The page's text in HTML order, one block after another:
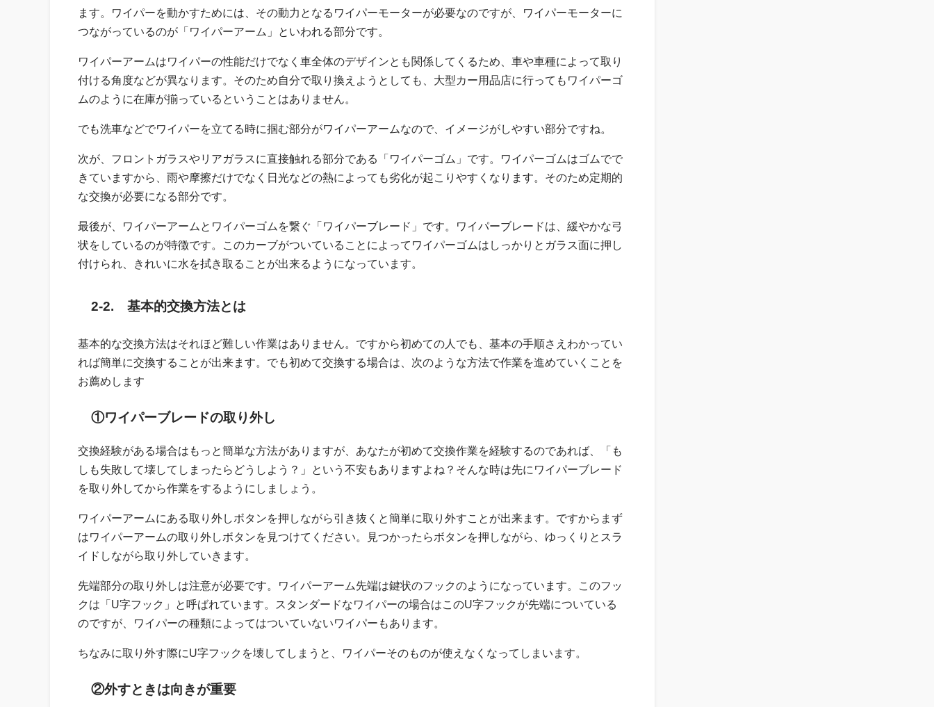
ます。ワイパーを動かすためには、その動力となるワイパーモーターが必要なのですが、ワイパーモーターに
つながっているのが「ワイパーアーム」といわれる部分です。
ワイパーアームはワイパーの性能だけでなく車全体のデザインとも関係してくるため、車や車種によって取り
付ける角度などが異なります。そのため自分で取り換えようとしても、大型カー用品店に行ってもワイパーゴ
ムのように在庫が揃っているということはありません。
でも洗車などでワイパーを立てる時に掴む部分がワイパーアームなので、イメージがしやすい部分ですね。
次が、フロントガラスやリアガラスに直接触れる部分である「ワイパーゴム」です。ワイパーゴムはゴムでで
きていますから、雨や摩擦だけでなく日光などの熱によっても劣化が起こりやすくなります。そのため定期的
な交換が必要になる部分です。
最後が、ワイパーアームとワイパーゴムを繋ぐ「ワイパーブレード」です。ワイパーブレードは、緩やかな弓
状をしているのが特徴です。このカーブがついていることによってワイパーゴムはしっかりとガラス面に押し
付けられ、きれいに水を拭き取ることが出来るようになっています。
2-2. 基本的交換方法とは
基本的な交換方法はそれほど難しい作業はありません。ですから初めての人でも、基本の手順さえわかってい
れば簡単に交換することが出来ます。でも初めて交換する場合は、次のような方法で作業を進めていくことを
お薦めします
①ワイパーブレードの取り外し
交換経験がある場合はもっと簡単な方法がありますが、あなたが初めて交換作業を経験するのであれば、「も
しも失敗して壊してしまったらどうしよう？」という不安もありますよね？そんな時は先にワイパーブレード
を取り外してから作業をするようにしましょう。
ワイパーアームにある取り外しボタンを押しながら引き抜くと簡単に取り外すことが出来ます。ですからまず
はワイパーアームの取り外しボタンを見つけてください。見つかったらボタンを押しながら、ゆっくりとスラ
イドしながら取り外していきます。
先端部分の取り外しは注意が必要です。ワイパーアーム先端は鍵状のフックのようになっています。このフッ
クは「U字フック」と呼ばれています。スタンダードなワイパーの場合はこのU字フックが先端についている
のですが、ワイパーの種類によってはついていないワイパーもあります。
ちなみに取り外す際にU字フックを壊してしまうと、ワイパーそのものが使えなくなってしまいます。
②外すときは向きが重要